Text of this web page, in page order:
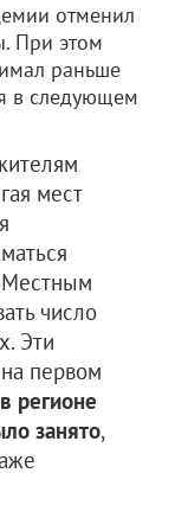
отменил
При этом
раньше
в следующем
мест
Местным
число
Эти
первом
регионе
занято,